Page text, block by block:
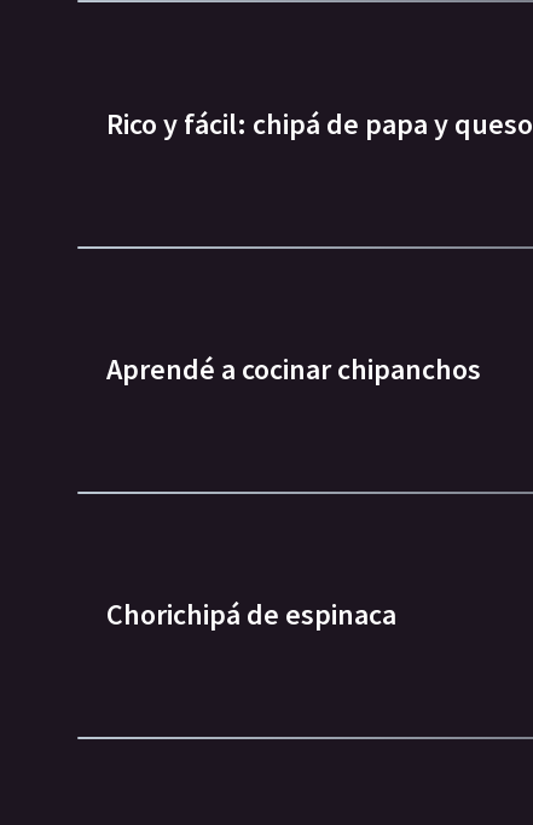
Rico y fácil: chipá de papa y queso
Aprendé a cocinar chipanchos
Chorichipá de espinaca